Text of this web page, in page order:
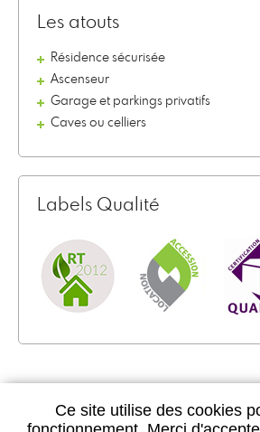
Ce site utilise des cookies
Les atouts
Résidence sécurisée
Ascenseur
Garage et parkings privatifs
Caves ou celliers
Labels Qualité